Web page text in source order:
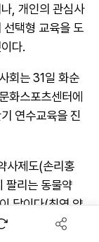
, 개인의 관심사
선택형 교육을 도
다.
회는 31일 화순
화스포츠센터에
연수교육을 진
사제도(손리홍
팔리는 동물약
답이다(최연 약
사회 총무 및